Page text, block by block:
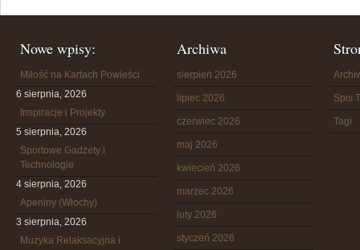
Nowe wpisy:
Miłość na Kartach Powieści
6 sierpnia, 2026
Inspiracje i Projekty
5 sierpnia, 2026
Sportowe Gadżety i
Technologie
4 sierpnia, 2026
Apeniny (Włochy)
3 sierpnia, 2026
Muzyka Relaksacyjna i
Archiwa
sierpień 2026
lipiec 2026
czerwiec 2026
maj 2026
kwiecień 2026
marzec 2026
luty 2026
styczeń 2026
Spis
Tagi